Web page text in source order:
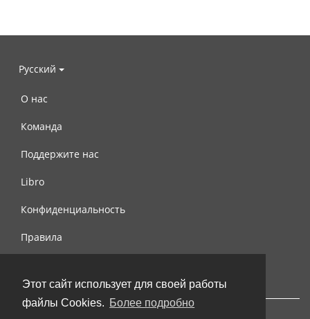
Этот сайт использует для своей работы
файлы Cookies. Более подробно
Русский
О нас
Команда
Поддержите нас
Libro
Конфиденциальность
Правила